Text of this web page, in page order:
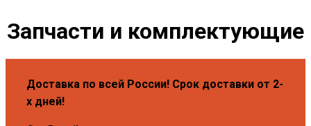
Запчасти и комплектующие
Доставка по всей России! Срок доставки от 2-
х дней!